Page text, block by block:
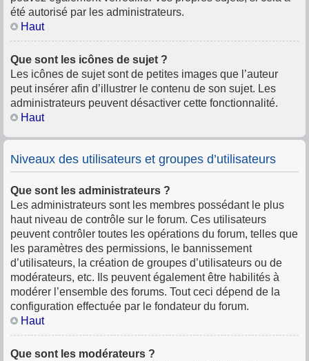
été autorisé par les administrateurs.
Haut
Que sont les icônes de sujet ?
Les icônes de sujet sont de petites images que l’auteur
peut insérer afin d’illustrer le contenu de son sujet. Les
administrateurs peuvent désactiver cette fonctionnalité.
Haut
Niveaux des utilisateurs et groupes d’utilisateurs
Que sont les administrateurs ?
Les administrateurs sont les membres possédant le plus
haut niveau de contrôle sur le forum. Ces utilisateurs
peuvent contrôler toutes les opérations du forum, telles que
les paramètres des permissions, le bannissement
d’utilisateurs, la création de groupes d’utilisateurs ou de
modérateurs, etc. Ils peuvent également être habilités à
modérer l’ensemble des forums. Tout ceci dépend de la
configuration effectuée par le fondateur du forum.
Haut
Que sont les modérateurs ?